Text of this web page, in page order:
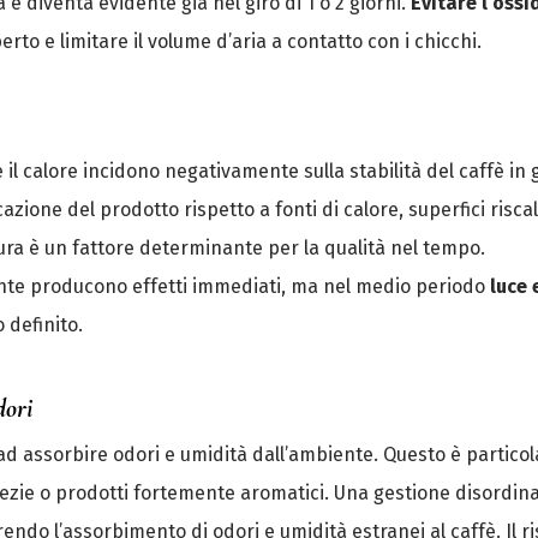
e limitare il volume d’aria a contatto con i chicchi.
calore incidono negativamente sulla stabilità del caffè in
del prodotto rispetto a fonti di calore, superfici
è un fattore determinante per la qualità nel tempo.
producono effetti immediati, ma nel medio periodo luce
definito.
assorbire odori e umidità dall’ambiente. Questo è
o prodotti fortemente aromatici. Una gestione
l’assorbimento di odori e umidità estranei al caffè. Il